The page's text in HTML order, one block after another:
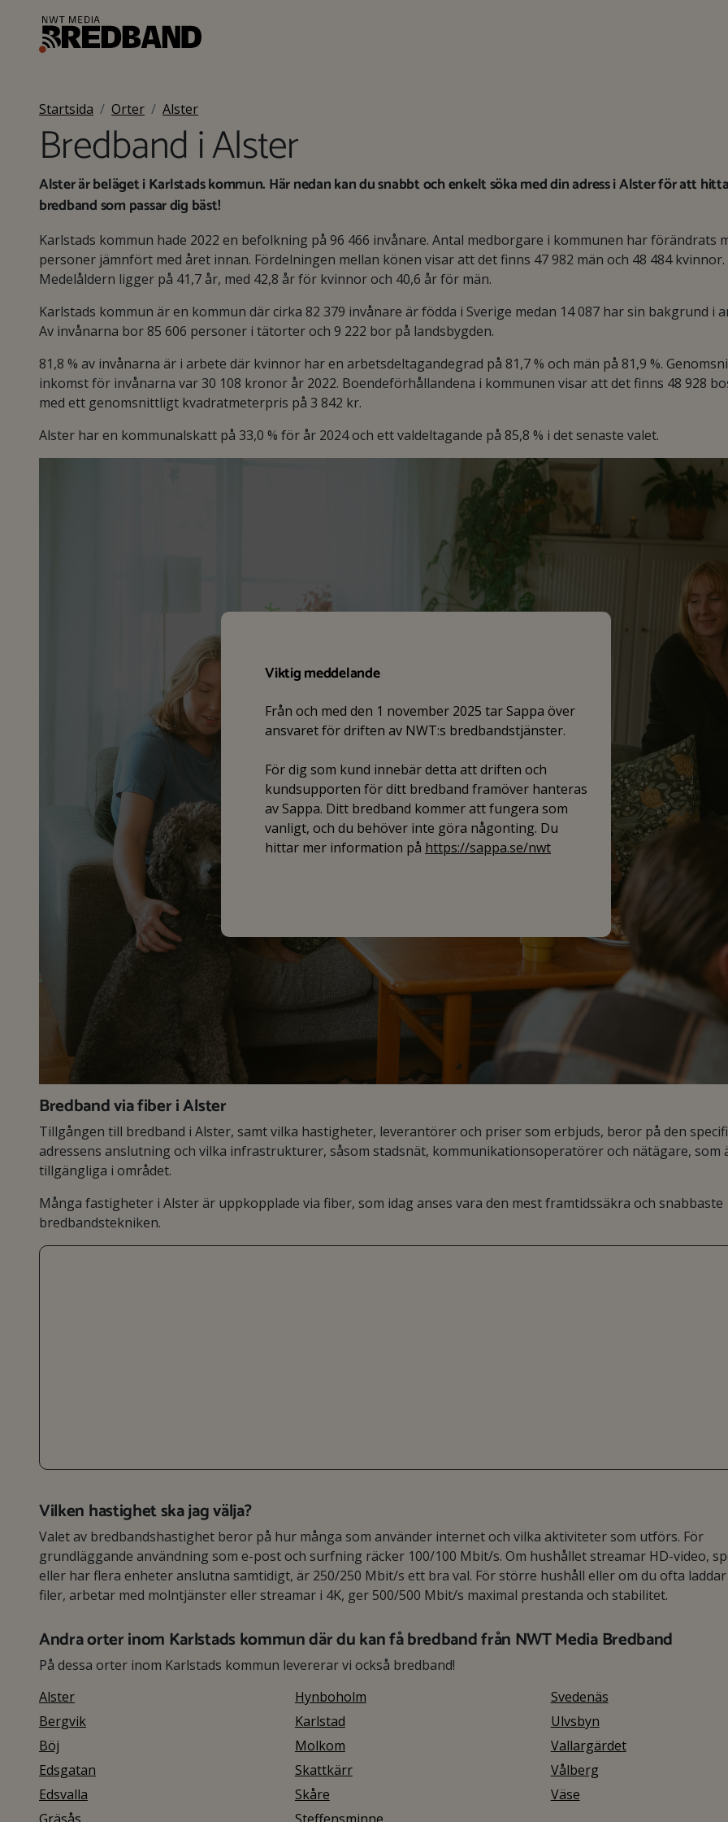
Startsida Orter Alster
Bredband i Alster
Alster är beläget i Karlstads kommun. Här nedan kan du snabbt och enkelt söka med din adress i Alster för att
bredband som passar dig bäst!
Karlstads kommun hade 2022 en befolkning på 96 466 invånare. Antal medborgare i kommunen har förändrats
personer jämnfört med året innan. Fördelningen mellan könen visar att det finns 47 982 män och 48 484 kvinnor.
Medelåldern ligger på 41,7 år, med 42,8 år för kvinnor och 40,6 år för män.
Karlstads kommun är en kommun där cirka 82 379 invånare är födda i Sverige medan 14 087 har sin bakgrund i
Av invånarna bor 85 606 personer i tätorter och 9 222 bor på landsbygden.
81,8 % av invånarna är i arbete där kvinnor har en arbetsdeltagandegrad på 81,7 % och män på 81,9 %.
inkomst för invånarna var 30 108 kronor år 2022. Boendeförhållandena i kommunen visar att det finns 48 928
med ett genomsnittligt kvadratmeterpris på 3 842 kr.
Alster har en kommunalskatt på 33,0 % för år 2024 och ett valdeltagande på 85,8 % i det senaste valet.
Viktig meddelande
Från och med den 1 november 2025 tar Sappa över
ansvaret för driften av NWT:s bredbandstjänster.
För dig som kund innebär detta att driften och
kundsupporten för ditt bredband framöver hanteras
av Sappa. Ditt bredband kommer att fungera som
vanligt, och du behöver inte göra någonting. Du
hittar mer information på https://sappa.se/nwt
Bredband via fiber i Alster
Tillgången till bredband i Alster, samt vilka hastigheter, leverantörer och priser som erbjuds, beror på den
adressens anslutning och vilka infrastrukturer, såsom stadsnät, kommunikationsoperatörer och nätägare, som
tillgängliga i området.
Många fastigheter i Alster är uppkopplade via fiber, som idag anses vara den mest framtidssäkra och snabbaste
bredbandstekniken.
Vilken hastighet ska jag välja?
Valet av bredbandshastighet beror på hur många som använder internet och vilka aktiviteter som utförs. För
grundläggande användning som e-post och surfning räcker 100/100 Mbit/s. Om hushållet streamar HD-video,
eller har flera enheter anslutna samtidigt, är 250/250 Mbit/s ett bra val. För större hushåll eller om du ofta
filer, arbetar med molntjänster eller streamar i 4K, ger 500/500 Mbit/s maximal prestanda och stabilitet.
Andra orter inom Karlstads kommun där du kan få bredband från NWT Media Bredband
På dessa orter inom Karlstads kommun levererar vi också bredband!
Alster
Bergvik
Böj
Edsgatan
Edsvalla
Hynboholm
Karlstad
Molkom
Skattkärr
Skåre
Svedenäs
Ulvsbyn
Vallargärdet
Vålberg
Väse